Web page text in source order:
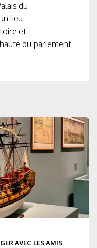
du
lieu
et
du parlement
AVEC LES AMIS